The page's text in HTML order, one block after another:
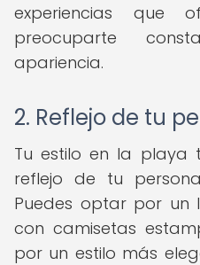
experiencias que
preocuparte
apariencia.
2. Reflejo de tu
Tu estilo en la playa
reflejo de tu
Puedes optar por un
con camisetas
por un estilo más